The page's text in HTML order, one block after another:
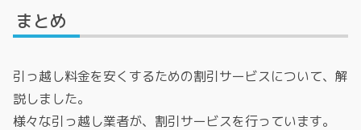
まとめ
引っ越し料金を安くするための割引サービスについて、解
説しました。
様々な引っ越し業者が、割引サービスを行っています。